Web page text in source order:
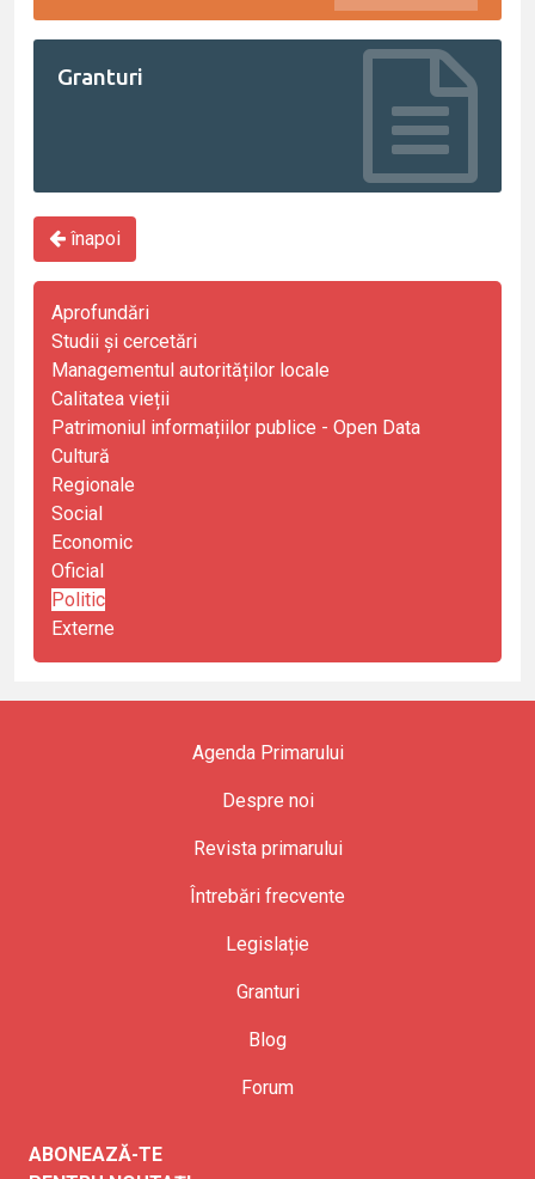
Granturi
înapoi
Aprofundări
Studii și cercetări
Managementul autorităților locale
Calitatea vieții
Patrimoniul informațiilor publice - Open Data
Cultură
Regionale
Social
Economic
Oficial
Politic
Externe
Agenda Primarului
Despre noi
Revista primarului
Întrebări frecvente
Legislație
Granturi
Blog
Forum
ABONEAZĂ-TE